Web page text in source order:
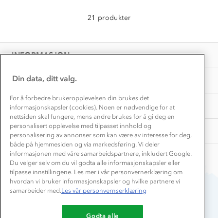
21 produkter
INFORMASJON
Presse
OM OSS
Samarbeide med oss?
TIPS OG RÅD
Store størrelser
Turmat oppskrifter
Beredskap
AKTIVITETER
Få turinspirasjon og tips her⛰
Overnatte utendørs⛺
Leirskole 🥾
Barnehageansatt
Tips til hyttetur
Du betaler enkelt med
Din data, ditt valg.
For å forbedre brukeropplevelsen din brukes det
informasjonskapsler (cookies). Noen er nødvendige for at
nettsiden skal fungere, mens andre brukes for å gi deg en
personalisert opplevelse med tilpasset innhold og
personalisering av annonser som kan være av interesse for deg,
både på hjemmesiden og via markedsføring. Vi deler
informasjonen med våre samarbeidspartnere, inkludert Google.
Du velger selv om du vil godta alle informasjonskapsler eller
tilpasse innstillingene. Les mer i vår personvernerklæring om
hvordan vi bruker informasjonskapsler og hvilke partnere vi
samarbeider med.Les vår personvernserklæring
Godta alle